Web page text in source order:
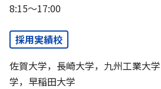
8:15～17:00
採用実績校
佐賀大学，長崎大学，九州工業大
学，早稲田大学